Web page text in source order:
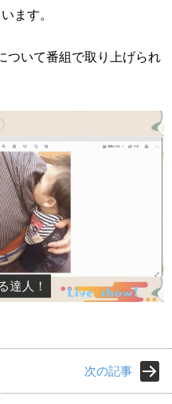
ます。
ついて番組で取り上げられ
次の記事